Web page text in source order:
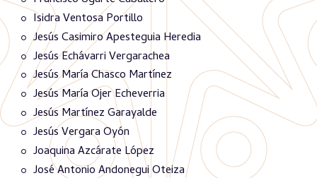
Isidra Ventosa Portillo
Jesús Casimiro Apesteguia Heredia
Jesús Echávarri Vergarachea
Jesús María Chasco Martínez
Jesús María Ojer Echeverria
Jesús Martínez Garayalde
Jesús Vergara Oyón
Joaquina Azcárate López
José Antonio Andonegui Oteiza